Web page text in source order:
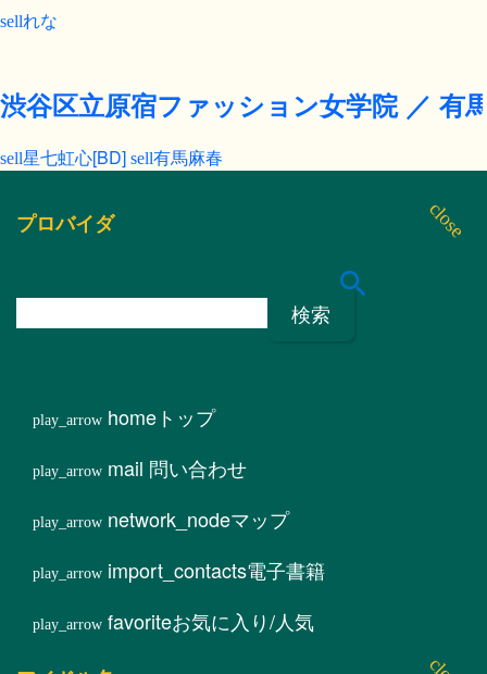
れな
渋谷区立原宿ファッション女学院 ／ 有
星七虹心[BD] 有馬麻春
プロバイダ
home トップ
mail 問い合わせ
network_nodeマップ
import_contacts電子書籍
favoriteお気に入り/人気